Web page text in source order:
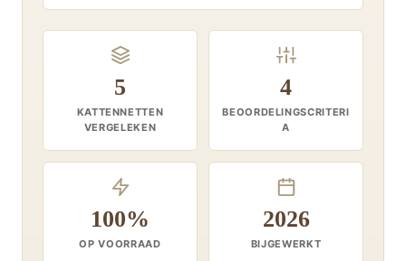
5
KATTENNETTEN
VERGELEKEN
4
BEOORDELINGSCRITERI
A
100%
OP VOORRAAD
2026
BIJGEWERKT